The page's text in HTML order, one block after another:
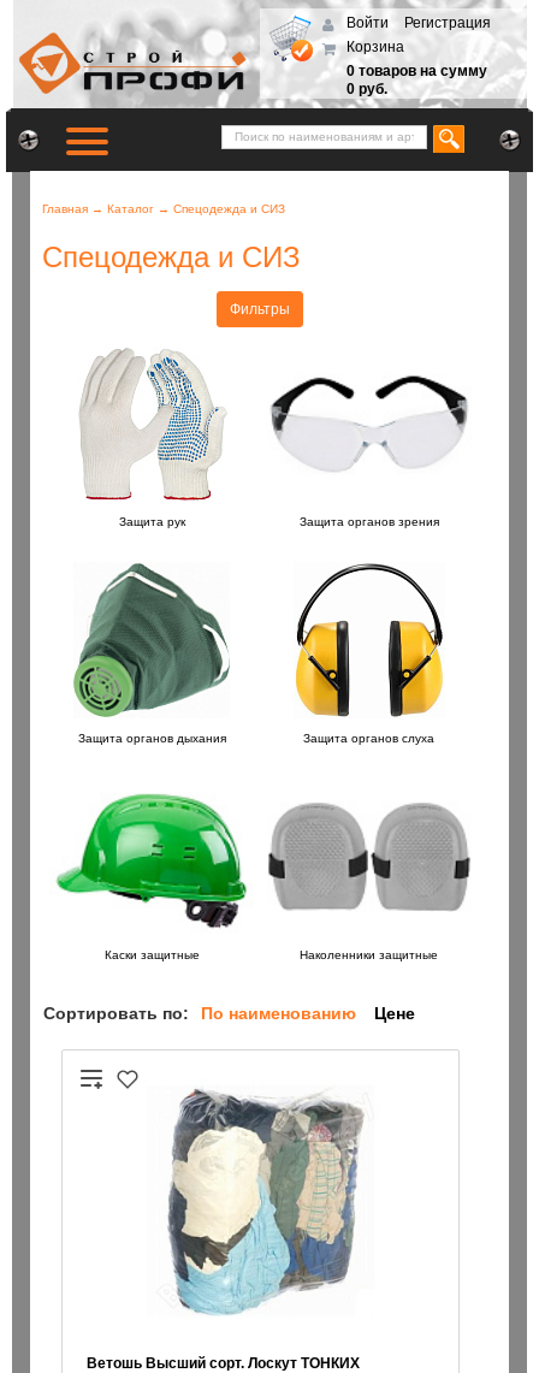
Войти
Регистрация
Корзина
0 товаров на сумму
0 руб.
Главная → Каталог → Спецодежда и СИЗ
Спецодежда и СИЗ
Фильтры
Бур SDS+ 8х 50/110 / Bionic
235 ₽
Защита рук Защита органов зрения
Защита органов дыхания Защита органов слуха
Каски защитные Наколенники защитные
Сортировать по: По наименованию Цене
Ветошь Высший сорт. Лоскут ТОНКИХ